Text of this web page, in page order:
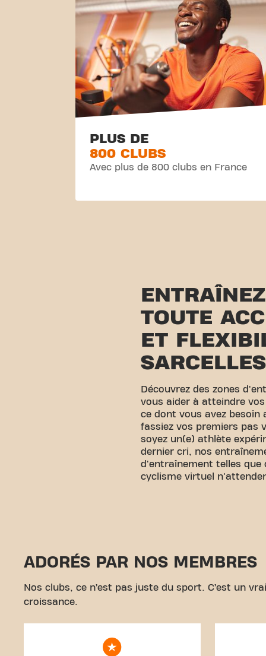
PLUS DE
800 CLUBS
Avec plus de 800 clubs en France
TOUTE
ET
SARCELLES
Découvrez des zones
vous aider à atteindre
ce dont vous avez besoin
fassiez vos premiers pas
soyez un(e) athlète
dernier cri, nos
d'entraînement telles que
cyclisme virtuel
ADORÉS PAR NOS MEMBRES
Nos clubs, ce n’est pas juste du sport. C’est un
croissance.